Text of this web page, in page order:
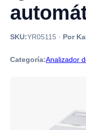
SKU:YR05115 · Por
Categoría:Analizador